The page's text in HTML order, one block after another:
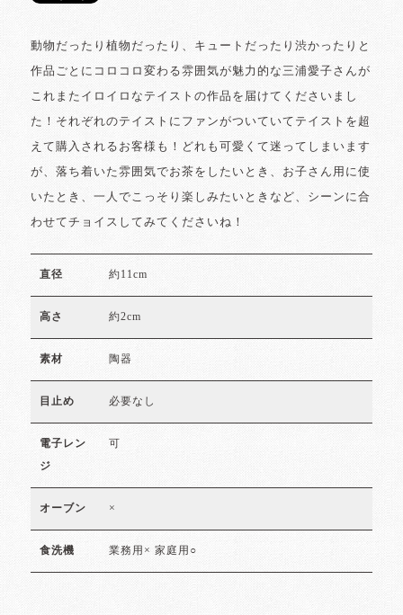
動物だったり植物だったり、キュートだったり渋かったりと
作品ごとにコロコロ変わる雰囲気が魅力的な三浦愛子さんが
これまたイロイロなテイストの作品を届けてくださいまし
た！それぞれのテイストにファンがついていてテイストを超
えて購入されるお客様も！どれも可愛くて迷ってしまいます
が、落ち着いた雰囲気でお茶をしたいとき、お子さん用に使
いたとき、一人でこっそり楽しみたいときなど、シーンに合
わせてチョイスしてみてくださいね！
直径 約11cm
高さ 約2cm
素材 陶器
目止め 必要なし
電子レン
ジ
可
オーブン ×
食洗機 業務用× 家庭用○